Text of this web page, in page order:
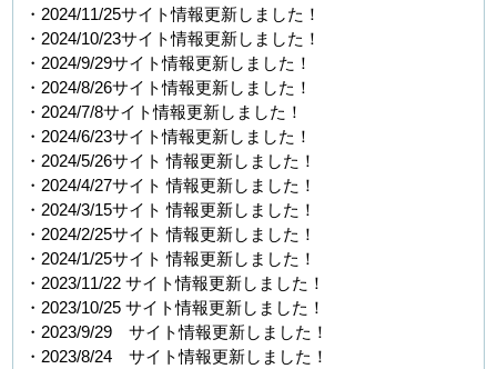
・2024/11/25サイト情報更新しました！
・2024/10/23サイト情報更新しました！
・2024/9/29サイト情報更新しました！
・2024/8/26サイト情報更新しました！
・2024/7/8サイト情報更新しました！
・2024/6/23サイト情報更新しました！
・2024/5/26サイト 情報更新しました！
・2024/4/27サイト 情報更新しました！
・2024/3/15サイト 情報更新しました！
・2024/2/25サイト 情報更新しました！
・2024/1/25サイト 情報更新しました！
・2023/11/22 サイト情報更新しました！
・2023/10/25 サイト情報更新しました！
・2023/9/29 サイト情報更新しました！
・2023/8/24 サイト情報更新しました！